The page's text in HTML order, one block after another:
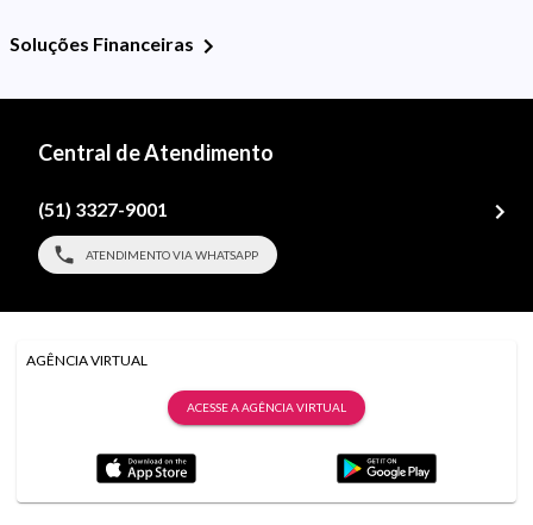
Soluções Financeiras
Central de Atendimento
(51) 3327-9001
ATENDIMENTO VIA WHATSAPP
AGÊNCIA VIRTUAL
ACESSE A AGÊNCIA VIRTUAL